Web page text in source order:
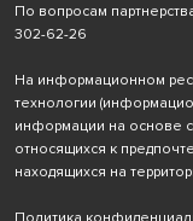
По вопросам
302-62-26
На информационном
технологии
информации на основе
относящихся к
находящихся на